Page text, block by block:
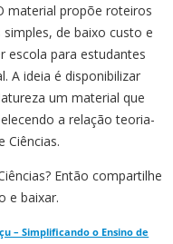
material propõe roteiros
de baixo custo e
escola para estudantes
A ideia é disponibilizar
um material que
a relação teoria-
Ciências.
Então compartilhe
e baixar.
– Simplificando o Ensino de